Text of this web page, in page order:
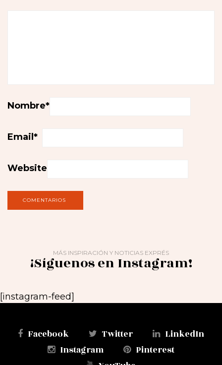
Nombre*
Email*
Website
MÁS INSPIRACIÓN Y NOTICIAS EXPRÉS
¡Síguenos en Instagram!
[instagram-feed]
Facebook Twitter
LinkedIn
Instagram
Pinterest